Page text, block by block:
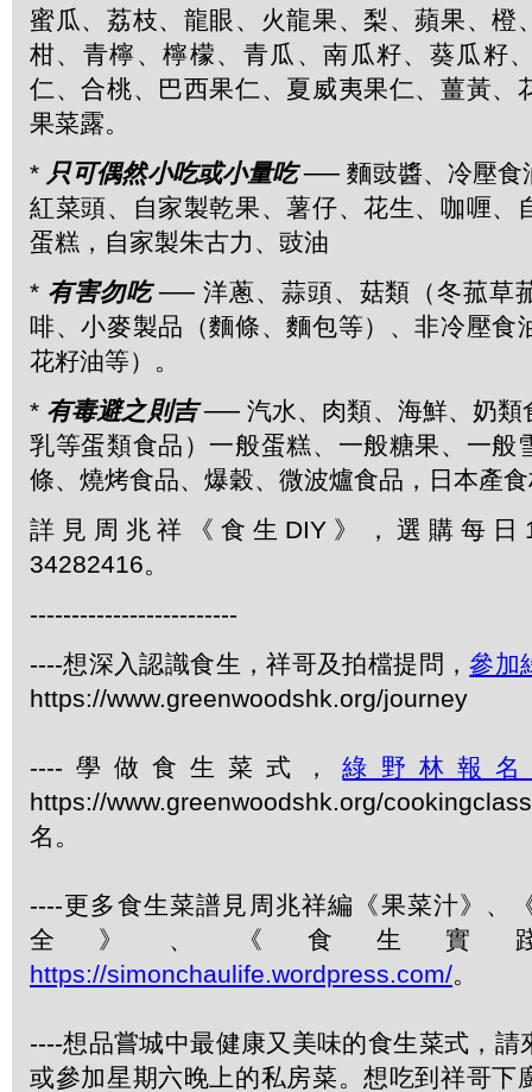
蜜瓜、荔枝、龍眼、火龍果、梨、蘋果、橙
柑、青檸、檸檬、青瓜、南瓜籽、葵瓜籽
仁、合桃、巴西果仁、夏威夷果仁、薑黃、
果菜露。
* 只可偶然小吃或小量吃── 麵豉醬、冷壓食
紅菜頭、自家製乾果、薯仔、花生、咖喱、
蛋糕，自家製朱古力、豉油
* 有害勿吃── 洋蔥、蒜頭、菇類（冬菰草
啡、小麥製品（麵條、麵包等）、非冷壓食
花籽油等）。
* 有毒避之則吉── 汽水、肉類、海鮮、奶類
乳等蛋類食品）一般蛋糕、一般糖果、一般
條、燒烤食品、爆穀、微波爐食品，日本產
詳見周兆祥《食生DIY》，選購每日
34282416。
-------------------------
----想深入認識食生，祥哥及拍檔提問，參加
https://www.greenwoodshk.org/journey
----學做食生菜式，綠野林報
https://www.greenwoodshk.org/
名。
----更多食生菜譜見周兆祥編《果菜汁》、
全》、《食生實
https://simonchaulife.wordpress.com/。
----想品嘗城中最健康又美味的食生菜式，請
或參加星期六晚上的私房菜。想吃到祥哥下